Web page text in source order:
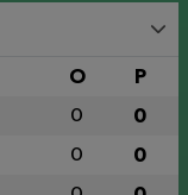
O P
0 0
0 0